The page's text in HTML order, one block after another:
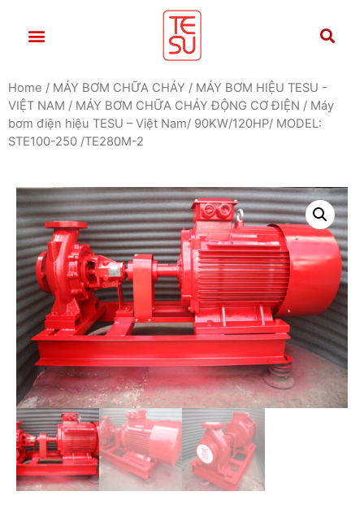
Home / MÁY BƠM CHỮA CHÁY / MÁY BƠM HIỆU TESU -
VIỆT NAM / MÁY BƠM CHỮA CHÁY ĐỘNG CƠ ĐIỆN / Máy
bơm điện hiệu TESU – Việt Nam/ 90KW/120HP/ MODEL:
STE100-250 /TE280M-2